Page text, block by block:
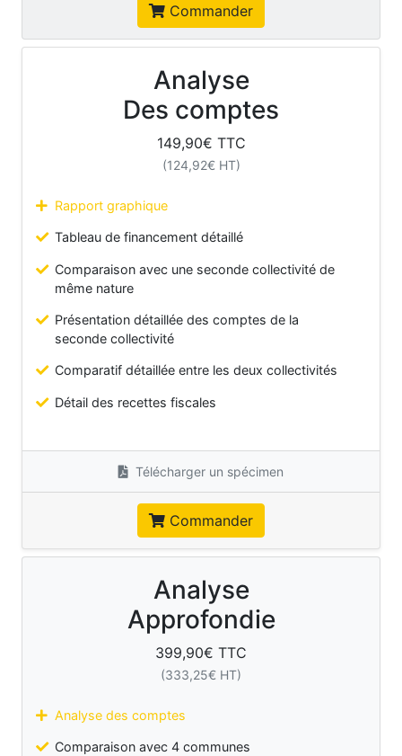
Commander
Analyse
Des comptes
149,90€ TTC
(124,92€ HT)
Rapport graphique
Tableau de financement détaillé
Comparaison avec une seconde collectivité de
même nature
Présentation détaillée des comptes de la
seconde collectivité
Comparatif détaillée entre les deux collectivités
Détail des recettes fiscales
Télécharger un spécimen
Commander
Analyse
Approfondie
399,90€ TTC
(333,25€ HT)
Analyse des comptes
Comparaison avec 4 communes